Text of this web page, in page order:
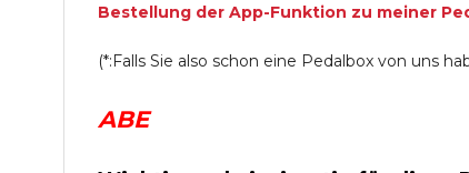
Bestellung der App-Funktion zu meiner
(*:Falls Sie also schon eine Pedalbox von uns
ABE